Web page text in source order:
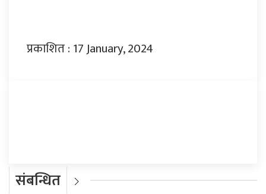
प्रकाशित : 17 January, 2024
संबन्धित